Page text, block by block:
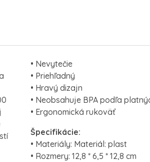
• Nevytečie
• Priehľadný
• Hravý dizajn
• Neobsahuje BPA podľa
• Ergonomická rukoväť
Špecifikácie:
• Materiály: Materiál: plast
• Rozmery: 12,8 * 6,5 * 12,8 cm